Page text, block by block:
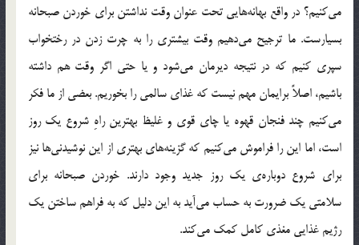
می‌کنیم؟ در واقع بهانه‌هایی تحت عنوان وقت نداشتن برای خوردن صبحانه
بسیارست. ما ترجیح می‌دهیم وقت بیشتری را به چرت زدن در رختخواب
سپری کنیم که در نتیجه دیرمان می‌شود و یا حتی اگر وقت هم داشته
باشیم، اصلاً برایمان مهم نیست که غذای سالمی را بخوریم. بعضی از ما فکر
می‌کنیم چند فنجان قهوه یا چای قوی و غلیظ بهترین راهِ شروع یک روز
است، اما این را فراموش می‌کنیم که گزینه‌های بهتری از این نوشیدنی‌ها نیز
برای شروع دوباره‌ی یک روز جدید وجود دارند. خوردن صبحانه برای
سلامتی یک ضرورت به حساب می‌آید به این دلیل که به فراهم ساختن یک
رژیم غذایی مغذی کامل کمک می‌کند.